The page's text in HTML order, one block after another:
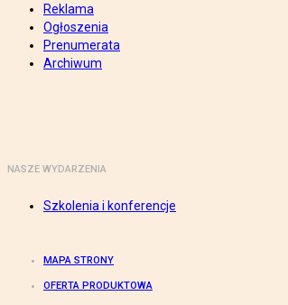
Reklama
Ogłoszenia
Prenumerata
Archiwum
NASZE WYDARZENIA
Szkolenia i konferencje
MAPA STRONY
OFERTA PRODUKTOWA